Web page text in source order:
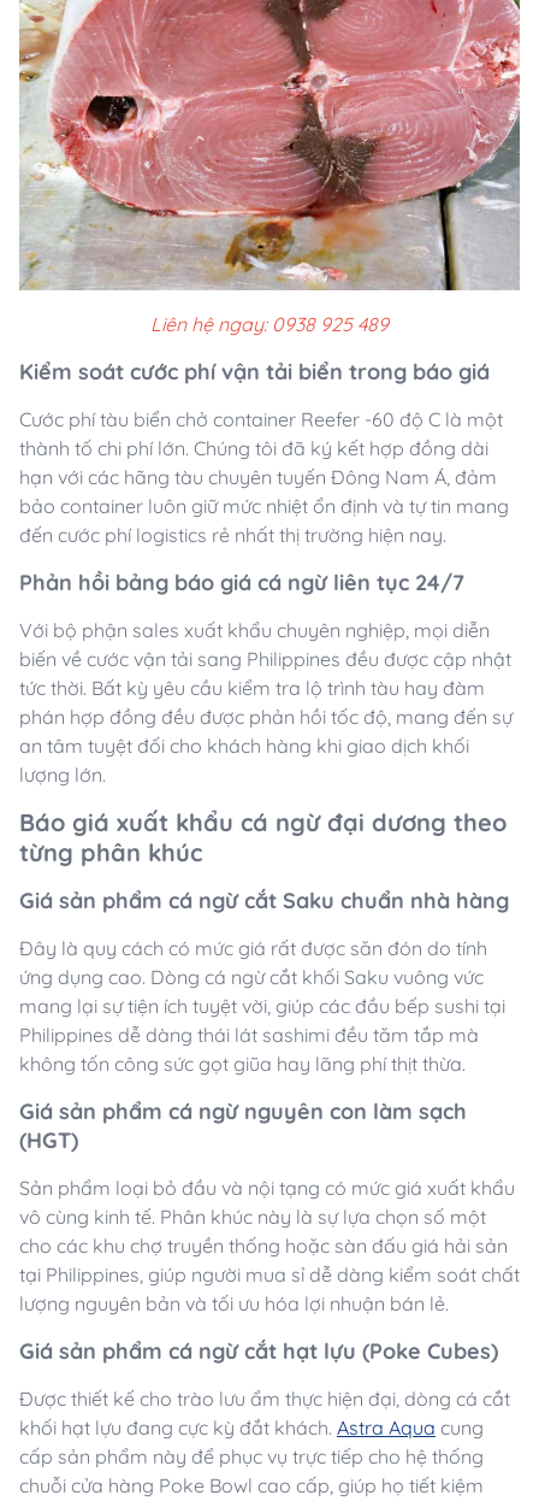
Liên hệ ngay: 0938 925 489
Kiểm soát cước phí vận tải biển trong báo giá
Cước phí tàu biển chở container Reefer -60 độ C là một
thành tố chi phí lớn. Chúng tôi đã ký kết hợp đồng dài
hạn với các hãng tàu chuyên tuyến Đông Nam Á, đảm
bảo container luôn giữ mức nhiệt ổn định và tự tin mang
đến cước phí logistics rẻ nhất thị trường hiện nay.
Phản hồi bảng báo giá cá ngừ liên tục 24/7
Với bộ phận sales xuất khẩu chuyên nghiệp, mọi diễn
biến về cước vận tải sang Philippines đều được cập nhật
tức thời. Bất kỳ yêu cầu kiểm tra lộ trình tàu hay đàm
phán hợp đồng đều được phản hồi tốc độ, mang đến sự
an tâm tuyệt đối cho khách hàng khi giao dịch khối
lượng lớn.
Báo giá xuất khẩu cá ngừ đại dương theo
từng phân khúc
Giá sản phẩm cá ngừ cắt Saku chuẩn nhà hàng
Đây là quy cách có mức giá rất được săn đón do tính
ứng dụng cao. Dòng cá ngừ cắt khối Saku vuông vức
mang lại sự tiện ích tuyệt vời, giúp các đầu bếp sushi tại
Philippines dễ dàng thái lát sashimi đều tăm tắp mà
không tốn công sức gọt giũa hay lãng phí thịt thừa.
Giá sản phẩm cá ngừ nguyên con làm sạch
(HGT)
Sản phẩm loại bỏ đầu và nội tạng có mức giá xuất khẩu
vô cùng kinh tế. Phân khúc này là sự lựa chọn số một
cho các khu chợ truyền thống hoặc sàn đấu giá hải sản
tại Philippines, giúp người mua sỉ dễ dàng kiểm soát chất
lượng nguyên bản và tối ưu hóa lợi nhuận bán lẻ.
Giá sản phẩm cá ngừ cắt hạt lựu (Poke Cubes)
Được thiết kế cho trào lưu ẩm thực hiện đại, dòng cá cắt
khối hạt lựu đang cực kỳ đắt khách. Astra Aqua cung
cấp sản phẩm này để phục vụ trực tiếp cho hệ thống
chuỗi cửa hàng Poke Bowl cao cấp, giúp họ tiết kiệm